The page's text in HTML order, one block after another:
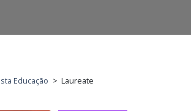
Educação > Laureate